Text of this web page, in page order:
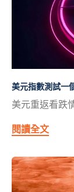
美元指數測試一
美元重返看跌
閱讀全文